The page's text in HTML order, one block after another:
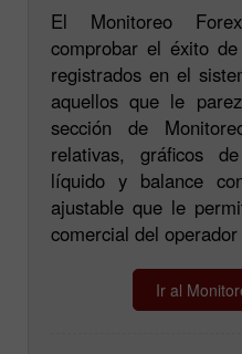
El Monitoreo
comprobar el éxito
registrados en el
aquellos que le
sección de
relativas, gráficos
líquido y balance
ajustable que le
comercial del
Ir al